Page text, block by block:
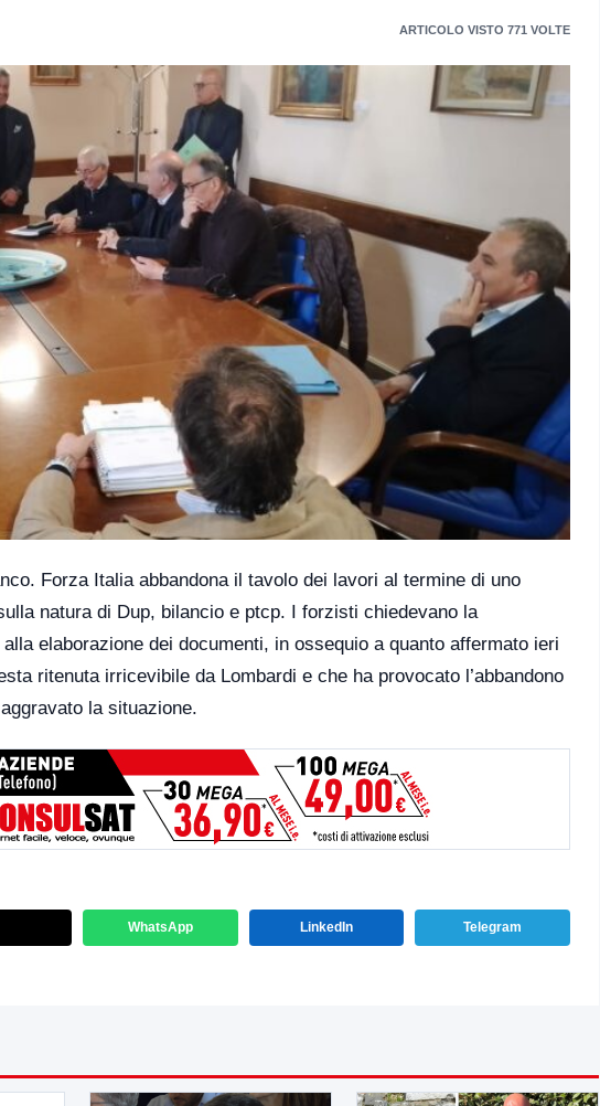
ARTICOLO VISTO 771 VOLTE
Forza Italia abbandona il tavolo dei lavori al termine di uno
natura di Dup, bilancio e ptcp. I forzisti chiedevano la
elaborazione dei documenti, in ossequio a quanto affermato ieri
ritenuta irricevibile da Lombardi e che ha provocato l’abbandono
la situazione.
WhatsApp LinkedIn Telegram